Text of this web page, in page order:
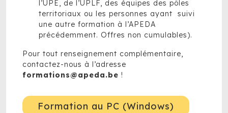
l’UPE, de l’UPLF, des équipes des pôles
territoriaux ou les personnes ayant suivi
une autre formation à l’APEDA
précédemment. Offres non cumulables).
Pour tout renseignement complémentaire,
contactez-nous à l’adresse
formations@apeda.be !
Formation au PC (Windows)